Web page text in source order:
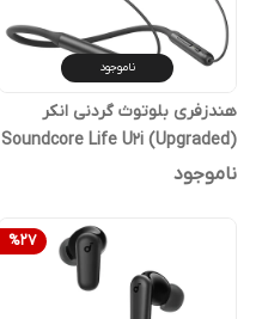
ناموجود
هندزفری بلوتوث گردنی انکر
Soundcore Life U2i (Upgraded)
A3213
ناموجود
%27